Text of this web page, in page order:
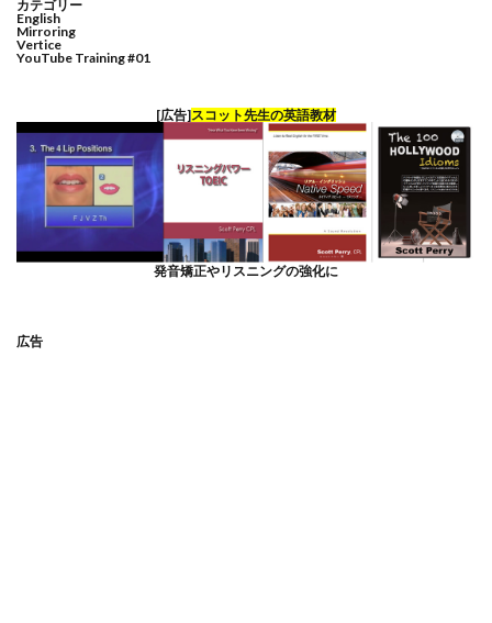
カテゴリー
English
Mirroring
Vertice
YouTube Training #01
[広告]スコット先生の英語教材
発音矯正やリスニングの強化に
広告